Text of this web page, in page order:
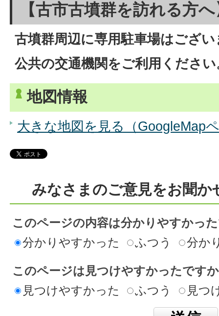
【古市古墳群を訪れる方
古墳群周辺に専用駐車場はござ
公共の交通機関をご利用ください
地図情報
大きな地図を見る（GoogleMap
みなさまのご意見をお聞か
このページの内容は分かりやすかっ
分かりやすかった
ふつう 分か
このページは見つけやすかったです
見つけやすかった
ふつう 見つ